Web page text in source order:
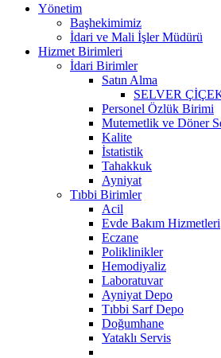
Yönetim
Başhekimimiz
İdari ve Mali İşler Müdürü
Hizmet Birimleri
İdari Birimler
Satın Alma
SELVER
Personel Özlük Birimi
Mutemetlik ve Döner
Kalite
İstatistik
Tahakkuk
Ayniyat
Tıbbi Birimler
Acil
Evde Bakım Hizmetleri
Eczane
Poliklinikler
Hemodiyaliz
Laboratuvar
Ayniyat Depo
Tıbbi Sarf Depo
Doğumhane
Yataklı Servis